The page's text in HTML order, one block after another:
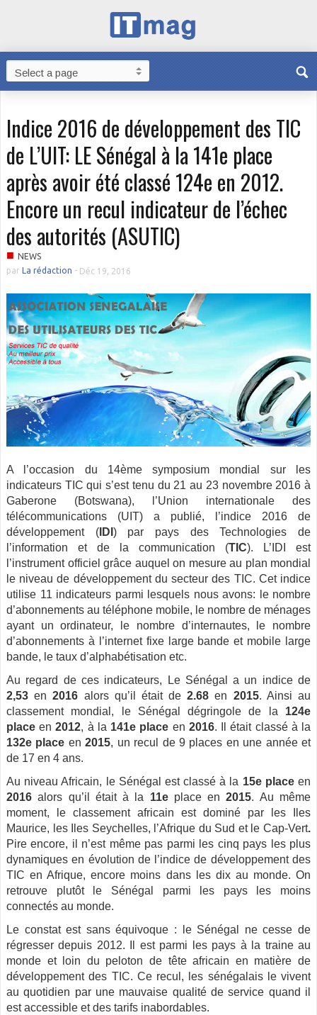
Indice 2016 de développement des TIC
de L’UIT: LE Sénégal à la 141e place
après avoir été classé 124e en 2012.
Encore un recul indicateur de l’échec
des autorités (ASUTIC)
■ NEWS
par La rédaction - Déc 19, 2016
A l’occasion du 14ème symposium mondial sur les
indicateurs TIC qui s’est tenu du 21 au 23 novembre 2016 à
Gaberone (Botswana), l’Union internationale des
télécommunications (UIT) a publié, l’indice 2016 de
développement (IDI ) par pays des Technologies de
l’information et de la communication (TIC). L’IDI est
l’instrument officiel grâce auquel on mesure au plan mondial
le niveau de développement du secteur des TIC. Cet indice
utilise 11 indicateurs parmi lesquels nous avons­: le nombre
d’abonnements au téléphone mobile, le nombre de ménages
ayant un ordinateur, le nombre d’internautes, le nombre
d’abonnements à l’internet fixe large bande et mobile large
bande, le taux d’alphabétisation etc.
Au regard de ces indicateurs, Le Sénégal a un indice de
2,53 en2016 alors qu’il était de 2.68en 2015. Ainsi au
classement mondial, le Sénégal ­dégringole de la 124e
placeen 2012, à la 141e place en 2016. Il était classé à la
132e place en2015, un recul de 9 places en une année et
de 17 en 4 ans.
Au niveau Africain, le Sénégal est classé à la 15e placeen
2016 alors qu’il était à la 11e­place en2015. Au même
moment, le classement africain est dominé par les Iles
Maurice, les Iles Seychelles, l’Afrique du Sud et le Cap-Vert.
Pire encore, il n’est même pas parmi les cinq pays les plus
dynamiques en évolution de l’indice de développement des
TIC en Afrique, encore moins dans les dix au monde. On
retrouve plutôt le Sénégal parmi les pays les moins
connectés au monde.
Le constat est sans équivoque : le Sénégal ne cesse de
régresser depuis 2012. Il est parmi les pays à la traine au
monde et loin du peloton de tête africain en matière de
développement des TIC. Ce recul, les sénégalais le vivent
au quotidien par une mauvaise qualité de service quand il
est accessible et des tarifs inabordables.